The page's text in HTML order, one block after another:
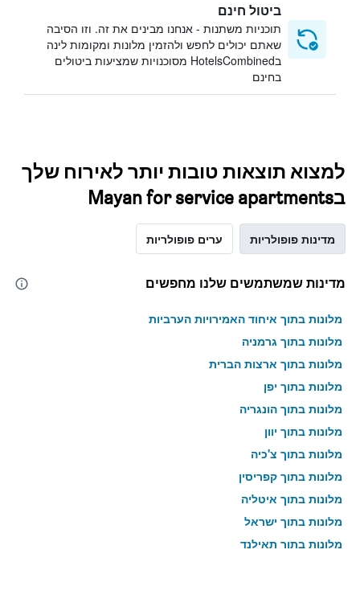
ביטול חינם
תוכניות משתנות - אנחנו מבינים את זה. וזו הסיבה
שאתם יכולים לחפש ולהזמין מלונות ומקומות לינה
בHotelsCombined מסוכנויות שמציעות ביטולים
בחינם
למצוא תוצאות טובות יותר לאירוח שלך
בMayan for service apartments
מדינות פופולריות ערים פופולריות
מדינות שמשתמשים שלנו מחפשים
מלונות בתוך איחוד האמירויות הערביות
מלונות בתוך גרמניה
מלונות בתוך ארצות הברית
מלונות בתוך יפן
מלונות בתוך הונגריה
מלונות בתוך יוון
מלונות בתוך צ'כיה
מלונות בתוך קפריסין
מלונות בתוך איטליה
מלונות בתוך ישראל
מלונות בתוך תאילנד